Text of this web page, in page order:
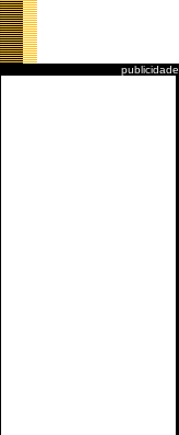
publicidade